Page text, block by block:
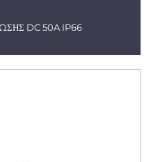
DC 50A IP66